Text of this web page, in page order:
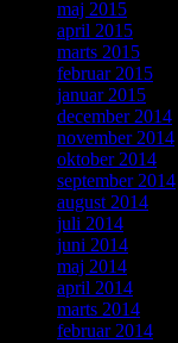
maj 2015
april 2015
marts 2015
februar 2015
januar 2015
december 2014
november 2014
oktober 2014
september 2014
august 2014
juli 2014
juni 2014
maj 2014
april 2014
marts 2014
februar 2014